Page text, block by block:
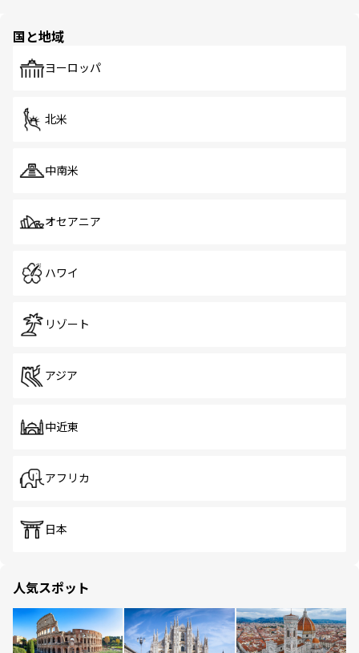
で、ホーカーズは地元の風情を楽しめる外せないスポット
国と地域
ヨーロッパ
北米
中南米
オセアニア
ハワイ
リゾート
アジア
中近東
アフリカ
日本
人気スポット